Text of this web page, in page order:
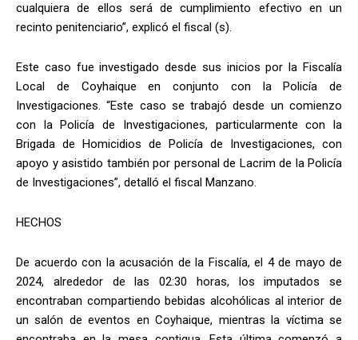
cualquiera de ellos será de cumplimiento efectivo en un
recinto penitenciario”, explicó el fiscal (s).
Este caso fue investigado desde sus inicios por la Fiscalía
Local de Coyhaique en conjunto con la Policía de
Investigaciones. “Este caso se trabajó desde un comienzo
con la Policía de Investigaciones, particularmente con la
Brigada de Homicidios de Policía de Investigaciones, con
apoyo y asistido también por personal de Lacrim de la Policía
de Investigaciones”, detalló el fiscal Manzano.
HECHOS
De acuerdo con la acusación de la Fiscalía, el 4 de mayo de
2024, alrededor de las 02:30 horas, los imputados se
encontraban compartiendo bebidas alcohólicas al interior de
un salón de eventos en Coyhaique, mientras la víctima se